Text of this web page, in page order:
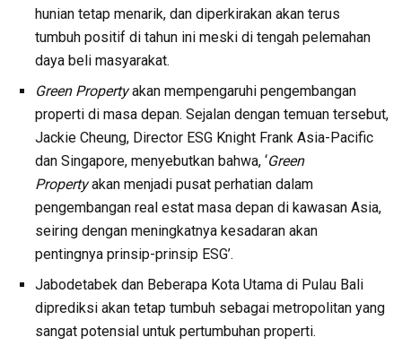
hunian tetap menarik, dan diperkirakan akan terus
tumbuh positif di tahun ini meski di tengah pelemahan
daya beli masyarakat.
Green Propertyakan mempengaruhi pengembangan
properti di masa depan. Sejalan dengan temuan tersebut,
Jackie Cheung, Director ESG Knight Frank Asia-Pacific
dan Singapore, menyebutkan bahwa, ‘Green
Propertyakan menjadi pusat perhatian dalam
pengembangan real estat masa depan di kawasan Asia,
seiring dengan meningkatnya kesadaran akan
pentingnya prinsip-prinsip ESG’.
Jabodetabek dan Beberapa Kota Utama di Pulau Bali
diprediksi akan tetap tumbuh sebagai metropolitan yang
sangat potensial untuk pertumbuhan properti.